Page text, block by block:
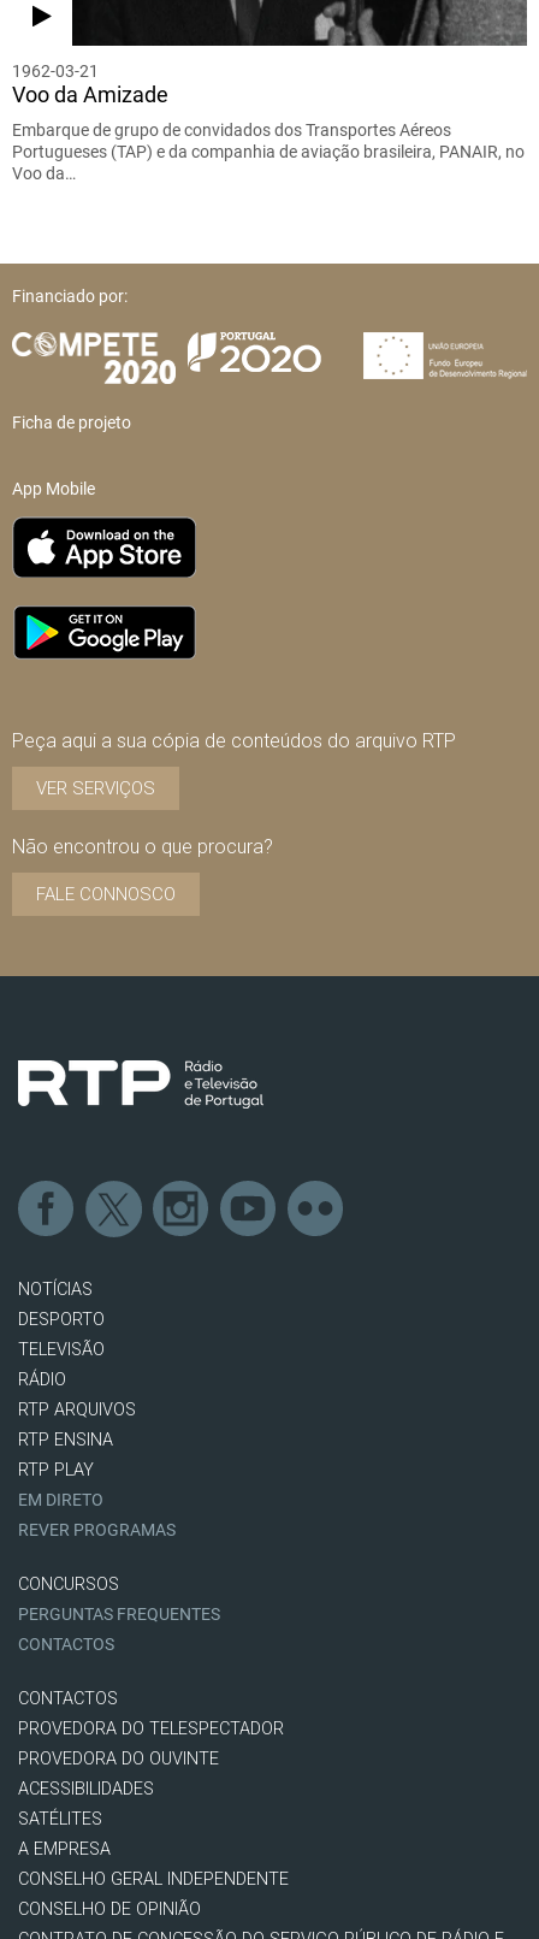
1962-03-21
Voo da Amizade
Embarque de grupo de convidados dos Transportes Aéreos
Portugueses (TAP) e da companhia de aviação brasileira, PANAIR, no
Voo da…
Financiado por:
Ficha de projeto
App Mobile
Peça aqui a sua cópia de conteúdos do arquivo RTP
VER SERVIÇOS
Não encontrou o que procura?
FALE CONNOSCO
NOTÍCIAS
DESPORTO
TELEVISÃO
RÁDIO
RTP ARQUIVOS
RTP ENSINA
RTP PLAY
EM DIRETO
REVER PROGRAMAS
CONCURSOS
PERGUNTAS FREQUENTES
CONTACTOS
CONTACTOS
PROVEDORA DO TELESPECTADOR
PROVEDORA DO OUVINTE
ACESSIBILIDADES
SATÉLITES
A EMPRESA
CONSELHO GERAL INDEPENDENTE
CONSELHO DE OPINIÃO